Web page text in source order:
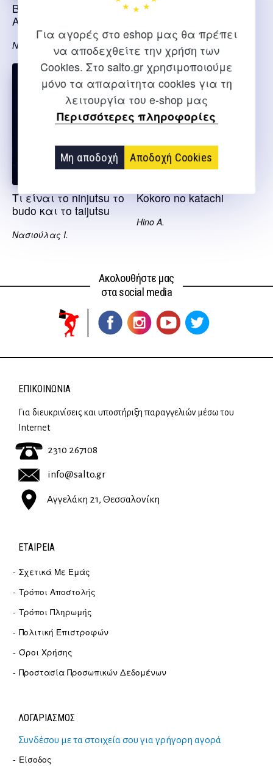
Για αγορές στο eshop μας θα πρέπει
να αποδεχθείτε την χρήση των
Cookies. Στο salto.gr χρησιμοποιούμε
μόνο τα απαραίτητα cookies για τη
λειτουργία του e-shop μας
Περισσότερες πληροφορίες
Μη αποδοχή Αποδοχή Cookies
Budo ninjutsu, τόμος
Α’
Νασιούλας Ι.
Budo ninjutsu, τόμος
Νασιούλας Ι.
Τι είναι το ninjutsu το
budo και το taijutsu
Νασιούλας Ι.
Kokoro no katachi
Hino A.
Ακολουθήστε μας
στα social media
ΕΠΙΚΟΙΝΩΝΊΑ
Για διευκρινίσεις και υποστήριξη παραγγελιών μέσω του
Internet
2310 267108
info@salto.gr
Αγγελάκη 21, Θεσσαλονίκη
ΕΤΑΙΡΕΊΑ
Σχετικά Με Εμάς
Τρόποι Αποστολής
Τρόποι Πληρωμής
Πολιτική Επιστροφών
Όροι Χρήσης
Προστασία Προσωπικών Δεδομένων
ΛΟΓΑΡΙΑΣΜΟΣ
Συνδέσου με τα στοιχεία σου για γρήγορη αγορά
Είσοδος